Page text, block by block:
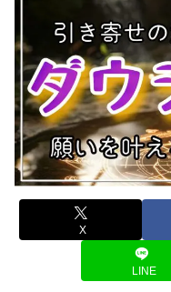
X
LINE